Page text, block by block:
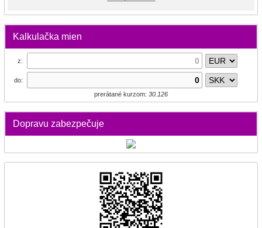
Kalkulačka mien
z:
do:
prerátané kurzom: 30.126
Dopravu zabezpečuje